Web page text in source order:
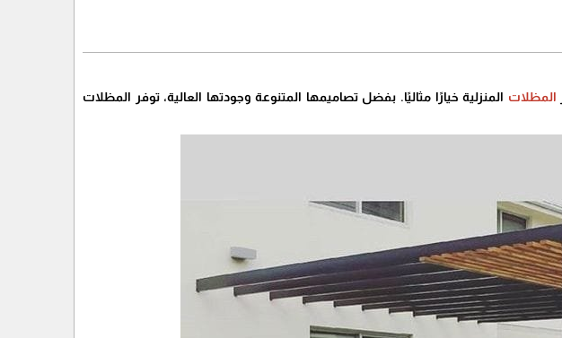
المظلات المنزلية خيارًا مثاليًا. بفضل تصاميمها المتنوعة وجودتها العالية، توفر المظلات